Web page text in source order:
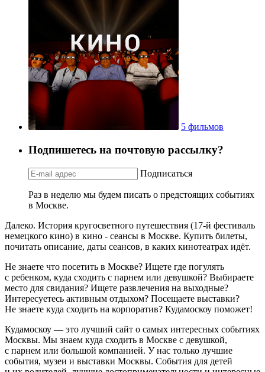
5 фильмов
Подпишетесь на почтовую рассылку?
Подписаться
Раз в неделю мы будем писать о предстоящих событиях
в Москве.
Далеко. История кругосветного путешествия (17-й фестиваль
немецкого кино) в кино - сеансы в Москве. Купить билеты,
почитать описание, даты сеансов, в каких кинотеатрах идёт.
Не знаете что посетить в Москве? Ищете где погулять
с ребенком, куда сходить с парнем или девушкой? Выбираете
место для свидания? Ищете развлечения на выходные?
Интересуетесь активным отдыхом? Посещаете выставки?
Не знаете куда сходить на корпоратив? Кудамоскоу поможет!
Кудамоскоу — это лучший сайт о самых интересных событиях
Москвы. Мы знаем куда сходить в Москве с девушкой,
с парнем или большой компанией. У нас только лучшие
события, музеи и выставки Москвы. События для детей